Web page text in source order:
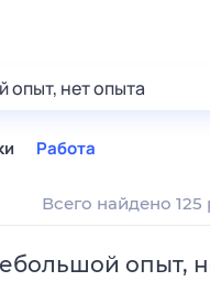
опыт, нет опыта
Работа
Всего найдено 125
опыт,